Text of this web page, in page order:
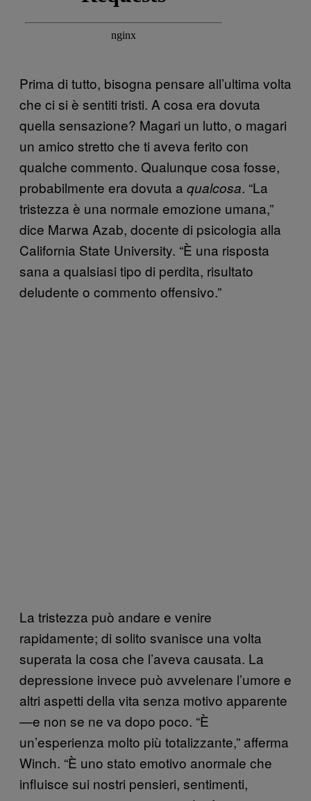
Prima di tutto, bisogna pensare all’ultima volta
che ci si è sentiti tristi. A cosa era dovuta
quella sensazione? Magari un lutto, o magari
un amico stretto che ti aveva ferito con
qualche commento. Qualunque cosa fosse,
probabilmente era dovuta a qualcosa. “La
tristezza è una normale emozione umana,”
dice Marwa Azab, docente di psicologia alla
California State University. “È una risposta
sana a qualsiasi tipo di perdita, risultato
deludente o commento offensivo.”
La tristezza può andare e venire
rapidamente; di solito svanisce una volta
superata la cosa che l’aveva causata. La
depressione invece può avvelenare l’umore e
altri aspetti della vita senza motivo apparente
—e non se ne va dopo poco. “È
un’esperienza molto più totalizzante,” afferma
Winch. “È uno stato emotivo anormale che
influisce sui nostri pensieri, sentimenti,